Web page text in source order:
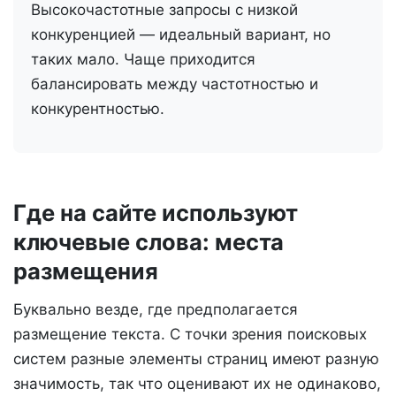
Высокочастотные запросы с низкой
конкуренцией — идеальный вариант, но
таких мало. Чаще приходится
балансировать между частотностью и
конкурентностью.
Где на сайте используют
ключевые слова: места
размещения
Буквально везде, где предполагается
размещение текста. С точки зрения поисковых
систем разные элементы страниц имеют разную
значимость, так что оценивают их не одинаково,